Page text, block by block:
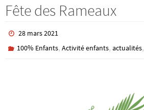
Fête des Rameaux
28 mars 2021
100% Enfants,Activité enfants,actualités,